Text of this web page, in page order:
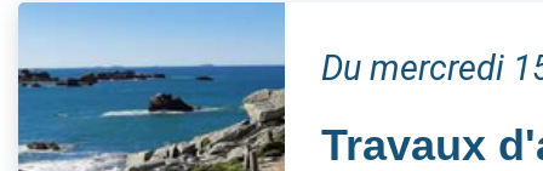
Du mercredi
Travaux